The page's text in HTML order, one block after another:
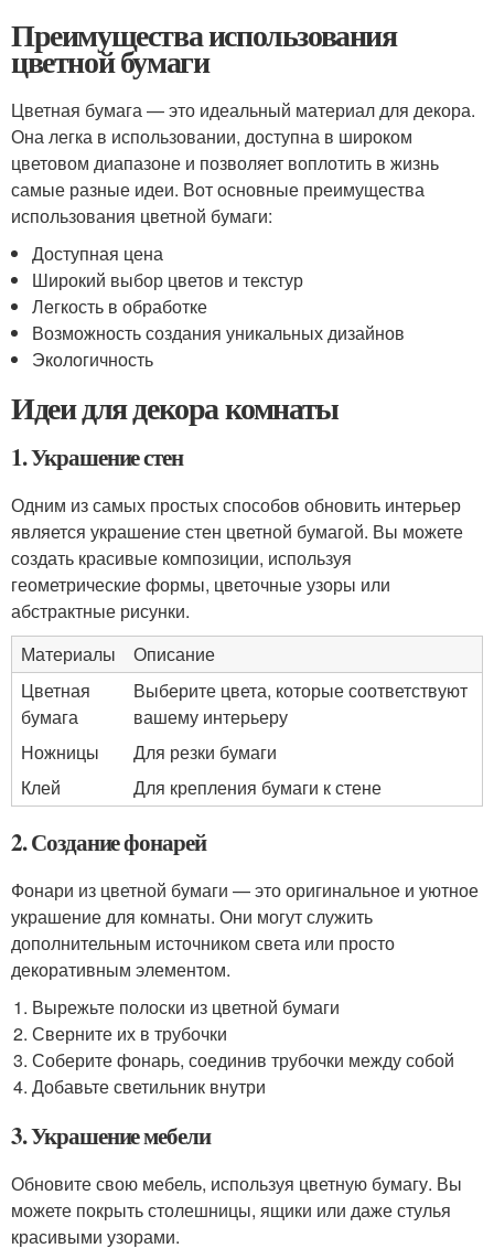
Преимущества использования
цветной бумаги
Цветная бумага — это идеальный материал для декора.
Она легка в использовании, доступна в широком
цветовом диапазоне и позволяет воплотить в жизнь
самые разные идеи. Вот основные преимущества
использования цветной бумаги:
Доступная цена
Широкий выбор цветов и текстур
Легкость в обработке
Возможность создания уникальных дизайнов
Экологичность
Идеи для декора комнаты
1. Украшение стен
Одним из самых простых способов обновить интерьер
является украшение стен цветной бумагой. Вы можете
создать красивые композиции, используя
геометрические формы, цветочные узоры или
абстрактные рисунки.
Материалы
Описание
Цветная
бумага
Выберите цвета, которые соответствуют
вашему интерьеру
Ножницы
Для резки бумаги
Клей
Для крепления бумаги к стене
2. Создание фонарей
Фонари из цветной бумаги — это оригинальное и уютное
украшение для комнаты. Они могут служить
дополнительным источником света или просто
декоративным элементом.
Вырежьте полоски из цветной бумаги
Сверните их в трубочки
Соберите фонарь, соединив трубочки между собой
Добавьте светильник внутри
3. Украшение мебели
Обновите свою мебель, используя цветную бумагу. Вы
можете покрыть столешницы, ящики или даже стулья
красивыми узорами.